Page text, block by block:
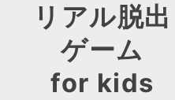
リアル脱出
ゲーム
for kids